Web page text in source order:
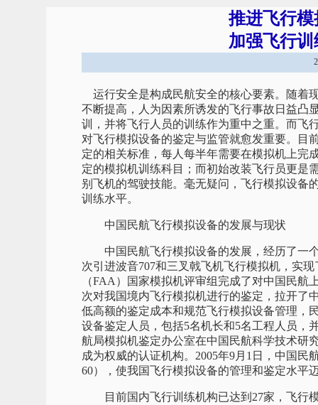
推进飞行
加强飞行
运行安全是构成民航安全的核心要素。随着
不断提高，人为因素所诱发的飞行事故日益凸
训，并将飞行人员的训练作为重中之重。而飞
对飞行模拟设备的鉴定与监管就愈发重要。目
定的相关标准，每人每半年需要在模拟机上完
定的模拟机训练科目；而初始改装飞行员更是
别飞机的驾驶技能。毫无疑问，飞行模拟设备
训练水平。
中国民航飞行模拟设备的发展与现状
中国民航飞行模拟设备的发展，经历了一个
次引进波音707和三叉戟飞机飞行模拟机，实
（FAA）国家模拟机评审组完成了对中国民
次对我国境内飞行模拟机进行的鉴定，拉开了
低高额的鉴定成本和规范飞行模拟设备管理，
设备鉴定人员，包括5名机长和5名工程人员，
航局模拟机鉴定办公室在中国民航科学技术研
成为权威的认证机构。2005年9月1日，中国
60），使我国飞行模拟设备的管理和鉴定水平
目前国内飞行训练机构已达到27家，飞行模